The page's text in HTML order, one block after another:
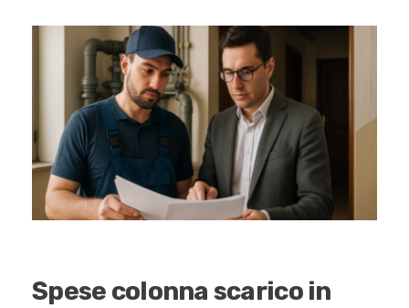
Spese colonna scarico in